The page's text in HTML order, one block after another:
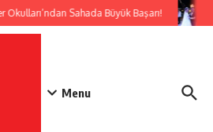
Okulları’ndan Sahada Büyük Başarı!
Menu